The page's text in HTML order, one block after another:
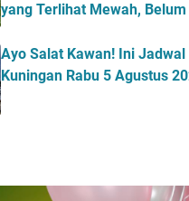
yang Terlihat Mewah,
Ayo Salat Kawan! Ini
Kuningan Rabu 5 Agustus